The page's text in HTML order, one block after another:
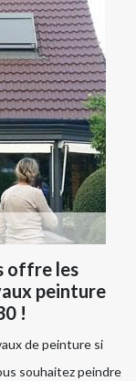
offre les
peinture
!
de peinture si
souhaitez peindre